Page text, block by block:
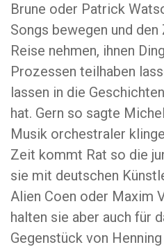
Brune oder Patrick
Songs bewegen und
Reise nehmen, ihnen
Prozessen teilhaben
lassen in die
hat. Gern so sagte
Musik orchestraler
Zeit kommt Rat so die
sie mit deutschen
Alien Coen oder Maxim
halten sie aber auch für
Gegenstück von